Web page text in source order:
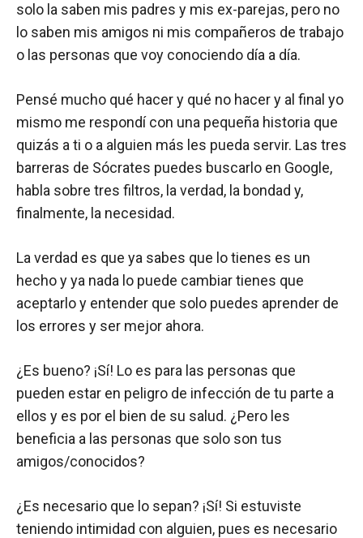
solo la saben mis padres y mis ex-parejas, pero no
lo saben mis amigos ni mis compañeros de trabajo
o las personas que voy conociendo día a día.
Pensé mucho qué hacer y qué no hacer y al final yo
mismo me respondí con una pequeña historia que
quizás a ti o a alguien más les pueda servir. Las tres
barreras de Sócrates puedes buscarlo en Google,
habla sobre tres filtros, la verdad, la bondad y,
finalmente, la necesidad.
La verdad es que ya sabes que lo tienes es un
hecho y ya nada lo puede cambiar tienes que
aceptarlo y entender que solo puedes aprender de
los errores y ser mejor ahora.
¿Es bueno? ¡Sí! Lo es para las personas que
pueden estar en peligro de infección de tu parte a
ellos y es por el bien de su salud. ¿Pero les
beneficia a las personas que solo son tus
amigos/conocidos?
¿Es necesario que lo sepan? ¡Sí! Si estuviste
teniendo intimidad con alguien, pues es necesario